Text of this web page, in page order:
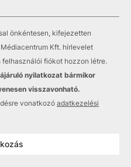
önkéntesen, kifejezetten
Kft. hírlevelet
fiókot hozzon létre.
nyilatkozat bármikor
visszavonható.
vonatkozó adatkezelési